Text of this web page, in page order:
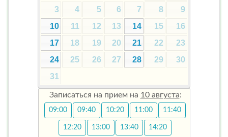
3
4 5 6 7 8
9
10
11 12 13 14 15
16
17
18 19 20 21 22
23
24
25 26 27 28 29
30
31
Записаться на прием на 10 августа:
09:00 09:40 10:20 11:00 11:40
12:20 13:00 13:40 14:20